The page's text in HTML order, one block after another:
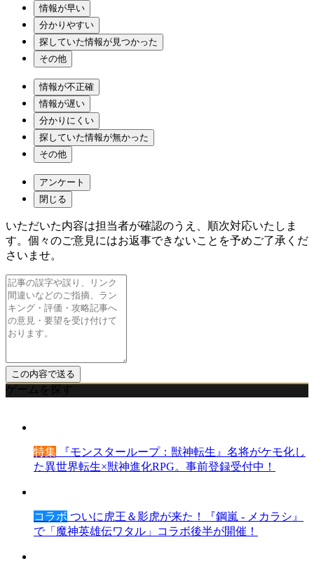
情報が早い
分かりやすい
探していた情報が見つかった
その他
情報が不正確
情報が遅い
分かりにくい
探していた情報が無かった
その他
アンケート
閉じる
いただいた内容は担当者が確認のうえ、順次対応いたしま
す。個々のご意見にはお返事できないことを予めご了承くだ
さいませ。
ゲームを探す
特集 『モンスターループ：獣神転生』名将がケモ化し
た異世界転生×獣神進化RPG。事前登録受付中！
コラボ ついに虎王＆影虎が来た！『鋼嵐 - メカラシ』
で「魔神英雄伝ワタル」コラボ後半が開催！